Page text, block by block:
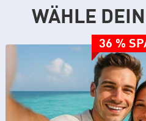
WÄHLE
36 %